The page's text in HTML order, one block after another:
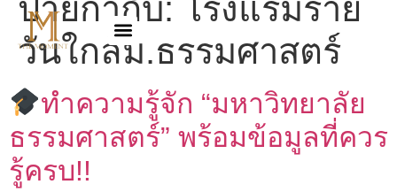
ป้ายกำกับ: โรงแรมราย
วันใกล้ม.ธรรมศาสตร์
ทำความรู้จัก “มหาวิทยาลัย
ธรรมศาสตร์” พร้อมข้อมูลที่ควร
รู้ครบ!!